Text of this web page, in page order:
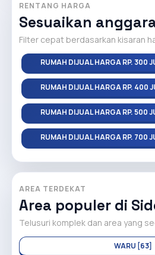
RENTANG HARGA
Sesuaikan
Filter cepat berdasarkan kisaran
RUMAH DIJUAL HARGA RP. 300
RUMAH DIJUAL HARGA RP. 400
RUMAH DIJUAL HARGA RP. 500
RUMAH DIJUAL HARGA RP. 700
AREA TERDEKAT
Area populer di
Telusuri komplek dan area yang
WARU [63]